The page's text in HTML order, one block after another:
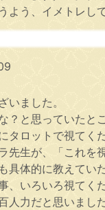
よう、イメトレし
いました。
？と思っていたと
タロットで視てく
先生が、「これを
具体的に教えてい
、いろいろ視てく
人力だと思いました